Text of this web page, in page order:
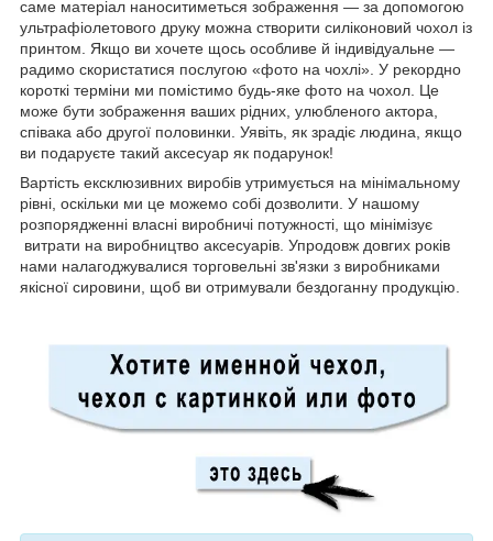
саме матеріал наноситиметься зображення — за допомогою
ультрафіолетового друку можна створити силіконовий чохол із
принтом. Якщо ви хочете щось особливе й індивідуальне —
радимо скористатися послугою «фото на чохлі». У рекордно
короткі терміни ми помістимо будь-яке фото на чохол. Це
може бути зображення ваших рідних, улюбленого актора,
співака або другої половинки. Уявіть, як зрадіє людина, якщо
ви подаруєте такий аксесуар як подарунок!
Вартість ексклюзивних виробів утримується на мінімальному
рівні, оскільки ми це можемо собі дозволити. У нашому
розпорядженні власні виробничі потужності, що мінімізує
витрати на виробництво аксесуарів. Упродовж довгих років
нами налагоджувалися торговельні зв'язки з виробниками
якісної сировини, щоб ви отримували бездоганну продукцію.